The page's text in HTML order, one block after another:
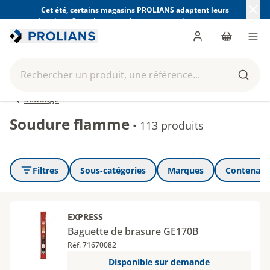
Cet été, certains magasins PROLIANS adaptent leurs
horaires. Consultez ceux de votre magasin avant votre
visite.
Rechercher un produit, une référence...
Panier
Soudage
Soudure flamme • 113 produits
Filtres Sous-catégories Marques
EXPRESS
Baguette de brasure GE170B
Réf. 71670082
Disponible sur demande